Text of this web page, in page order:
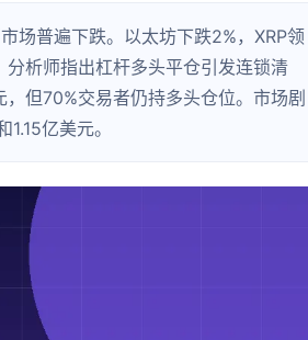
场普遍下跌。以太坊下跌2%，XRP领
析师指出杠杆多头平仓引发连锁清
但70%交易者仍持多头仓位。市场剧
亿美元。